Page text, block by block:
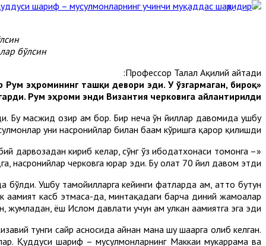
бўлсин.
Профессор Талал Ақилий айтади:
эҳромининг ташқи девори эди. У ўзгармаган, бироқ
Рум эҳроми энди Византия черковига айлантирилди».
Бу масжид ҳозир ҳам бор. Бир неча ўн йиллар давомида ушбу
уни насронийлар билан баҳам кўришга қарор қилишди.
дарвозадан кириб келар, сўнг ўз ибодатхонаси томонга –
насронийлар черковга юрар эди. Бу ҳолат 70 йил давом этди».
Ушбу тамойилларга кейинги фатҳларда ҳам, ҳатто бутун
аҳамият касб этмаса-да, минтақадаги барча диний жамоалар
жумладан, ёш Ислом давлати учун ҳам улкан аҳамиятга эга эди.
тунги сайр асносида айнан мана шу шаҳарга олиб келган.
Қуддуси шариф – мусулмонларнинг Маккаи мукаррама ва